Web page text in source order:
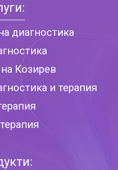
диагностика
Козирев
и терапия